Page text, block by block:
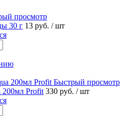
просмотр
30 г 13 руб. / шт
Быстрый просмотр
200мл Profit 330 руб. / шт